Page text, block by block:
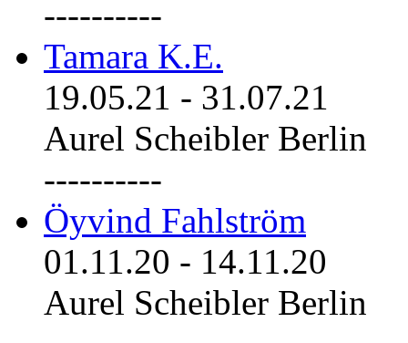
----------
Tamara K.E.
19.05.21 - 31.07.21
Aurel Scheibler Berlin
----------
Öyvind Fahlström
01.11.20 - 14.11.20
Aurel Scheibler Berlin